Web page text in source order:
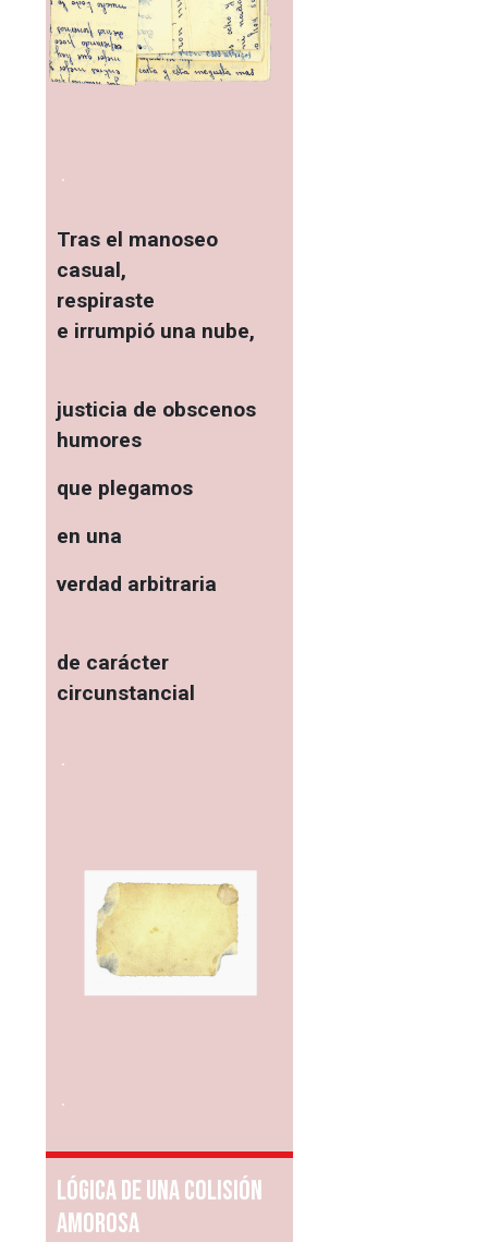
.
Tras el manoseo
casual,
respiraste
e irrumpió una nube,
justicia de obscenos
humores
que plegamos
en una
verdad arbitraria
de carácter
circunstancial
.
.
Lógica de una colisión
amorosa